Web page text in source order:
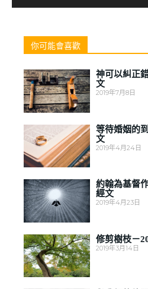
你可能會喜歡
神可以糾正
文
2019年7月8日
等待婚姻的
文
2019年4月24日
約翰為基督
經文
2019年4月23日
修剪樹枝－
2019年3月14日